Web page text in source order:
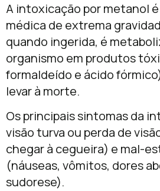
A intoxicação por metanol
médica de extrema
quando ingerida, é
organismo em produtos
formaldeído e ácido
levar à morte.
Os principais sintomas da
visão turva ou perda de
chegar à cegueira) e mal-
(náuseas, vômitos, dores
sudorese).